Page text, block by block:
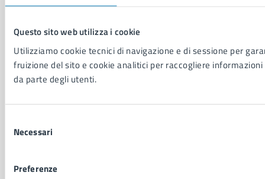
Questo sito web utilizza i cookie
Utilizziamo cookie tecnici di navigazione e di sessione per
fruizione del sito e cookie analitici per raccogliere
da parte degli utenti.
delNecessari
Preferenze
Imprese e commercio
Servizi Cimiteriali
Vita lavorativa
Notizie
Comunicati stampa della Giunta Comunale